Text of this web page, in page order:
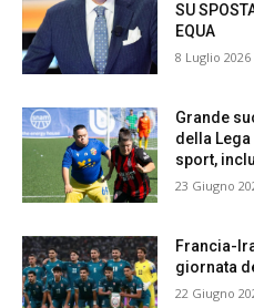
SU
EQUA
8 Luglio 2026
Grande
della Lega
sport,
23 Giugno
Francia-
giornata
22 Giugno